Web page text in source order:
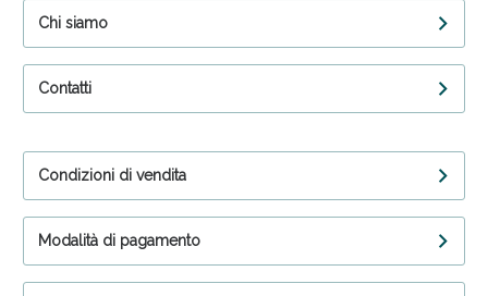
Chi siamo
Contatti
Condizioni di vendita
Modalità di pagamento